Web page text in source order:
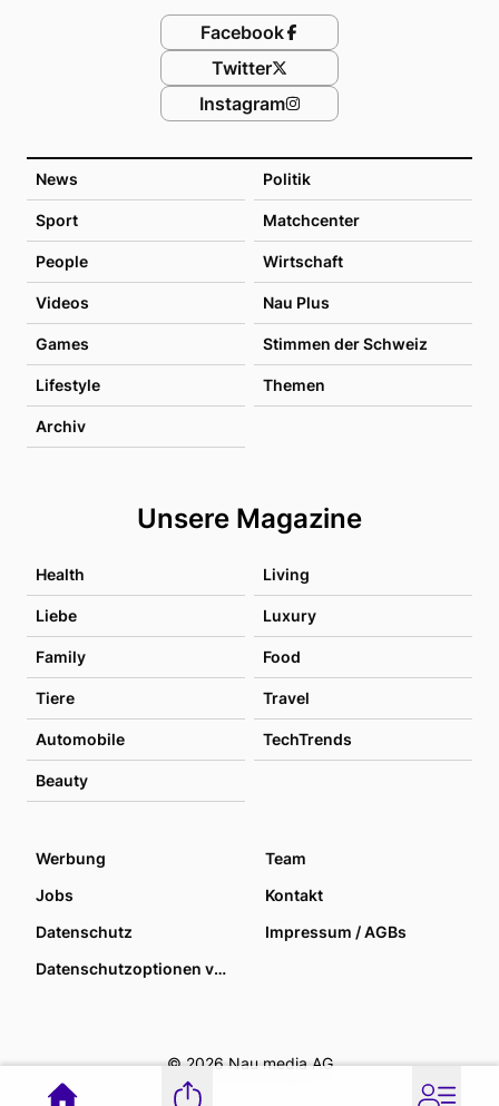
News Politik
Sport Matchcenter
People Wirtschaft
Videos Nau Plus
Games Stimmen der Schweiz
Lifestyle Themen
Archiv
Unsere Magazine
Health Living
Liebe Luxury
Family Food
Tiere Travel
Automobile TechTrends
Beauty
Facebook
Twitter
Instagram
Werbung
Team
Jobs
Kontakt
Datenschutz
Impressum / AGBs
Datenschutzoptionen verwalten
© 2026 Nau media AG